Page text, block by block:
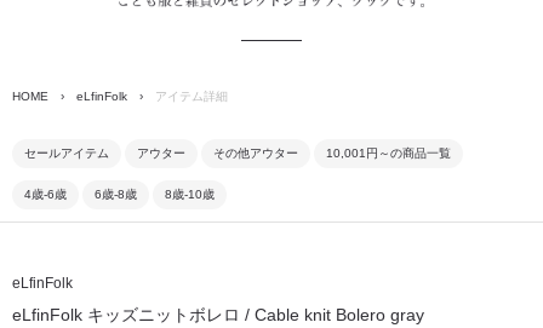
HOME › eLfinFolk › アイテム詳細
セールアイテム アウター その他アウター 10,001円～の商品一覧
4歳-6歳 6歳-8歳 8歳-10歳
eLfinFolk
eLfinFolk キッズニットボレロ / Cable knit Bolero gray